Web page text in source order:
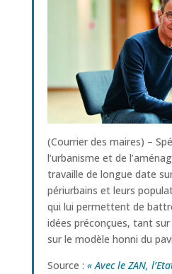
(Courrier des maires) –
l’urbanisme et de
travaille de longue date
périurbains et leurs
qui lui permettent de
idées préconçues, tant
sur le modèle honni du
Source : « Avec le ZAN,